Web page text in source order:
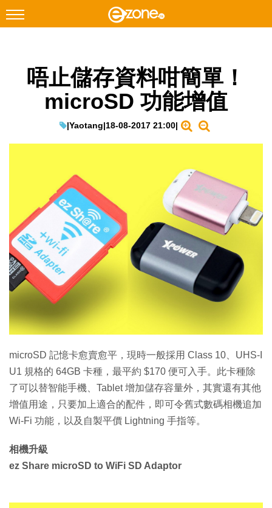
Facebook Instagram
遊戲動漫
IT Times
生成式AI與雲端應用
Enterprise Digital Transformation
特集
唔止儲存資料咁簡單！
microSD 功能增值
|Yaotang|18-08-2017 21:00|
microSD 記憶卡愈賣愈平，現時一般採用 Class 10、UHS-I
U1 規格的 64GB 卡種，最平約 $170 便可入手。此卡種除
了可以替智能手機、Tablet 增加儲存容量外，其實還有其他
增值用途，只要加上適合的配件，即可令舊式數碼相機追加
Wi-Fi 功能，以及自製平價 Lightning 手指等。
相機升級
ez Share microSD to WiFi SD Adaptor